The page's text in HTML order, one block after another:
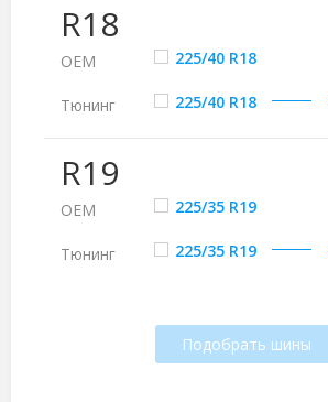
R18
ОЕМ 225/40 R18
Тюнинг 225/40 R18
R19
ОЕМ 225/35 R19
Тюнинг 225/35 R19
Подобрать шины